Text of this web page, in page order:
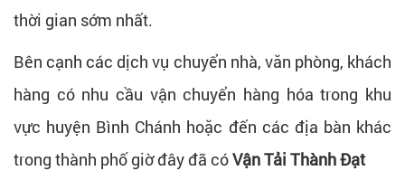
thời gian sớm nhất.
Bên cạnh các dịch vụ chuyển nhà, văn phòng, khách
hàng có nhu cầu vận chuyển hàng hóa trong khu
vực huyện Bình Chánh hoặc đến các địa bàn khác
trong thành phố giờ đây đã cóVận Tải Thành Đạt